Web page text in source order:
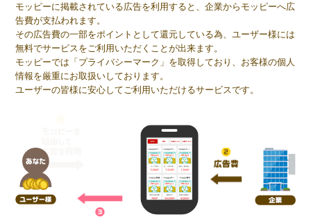
モッピーに掲載されている広告を利用すると、企業からモッピーへ広
告費が支払われます。
その広告費の一部をポイントとして還元している為、ユーザー様には
無料でサービスをご利用いただくことが出来ます。
モッピーでは「プライバシーマーク」を取得しており、お客様の個人
情報を厳重にお取扱いしております。
ユーザーの皆様に安心してご利用いただけるサービスです。